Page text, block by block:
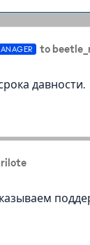
to
давности.